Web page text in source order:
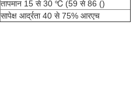
तापमान 15 से 30 ℃ (59 से 86 ()
सापेक्ष आर्द्रता 40 से 75% आरएच